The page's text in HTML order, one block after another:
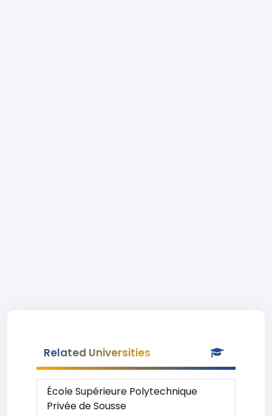
Related Universities
École Supérieure Polytechnique
Privée de Sousse